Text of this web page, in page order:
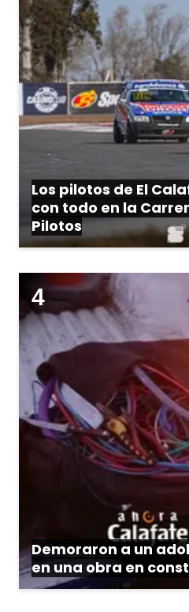
Los pilotos de El
con todo en la
Pilotos
Demoraron a un
en una obra en